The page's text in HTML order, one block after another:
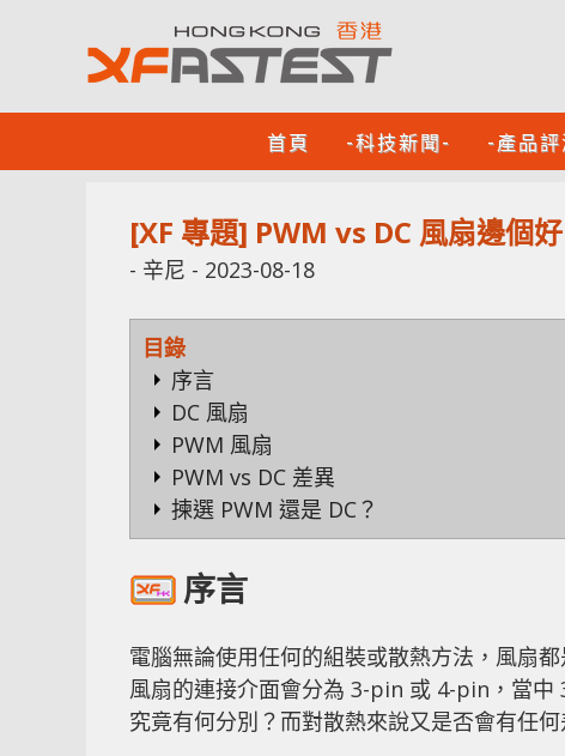
首頁 -科技新聞- -產品
[XF 專題] PWM vs DC 風扇邊
- 辛尼 - 2023-08-18
目錄
序言
DC 風扇
PWM 風扇
PWM vs DC 差異
揀選 PWM 還是 DC？
序言
電腦無論使用任何的組裝或散熱方法，風扇
風扇的連接介面會分為 3-pin 或 4-pin，當
究竟有何分別？而對散熱來說又是否會有任何